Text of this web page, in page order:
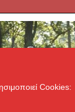
Cookies: